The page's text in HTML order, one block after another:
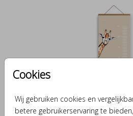
Cookies
Wij gebruiken cookies en
betere gebruikerservaring te